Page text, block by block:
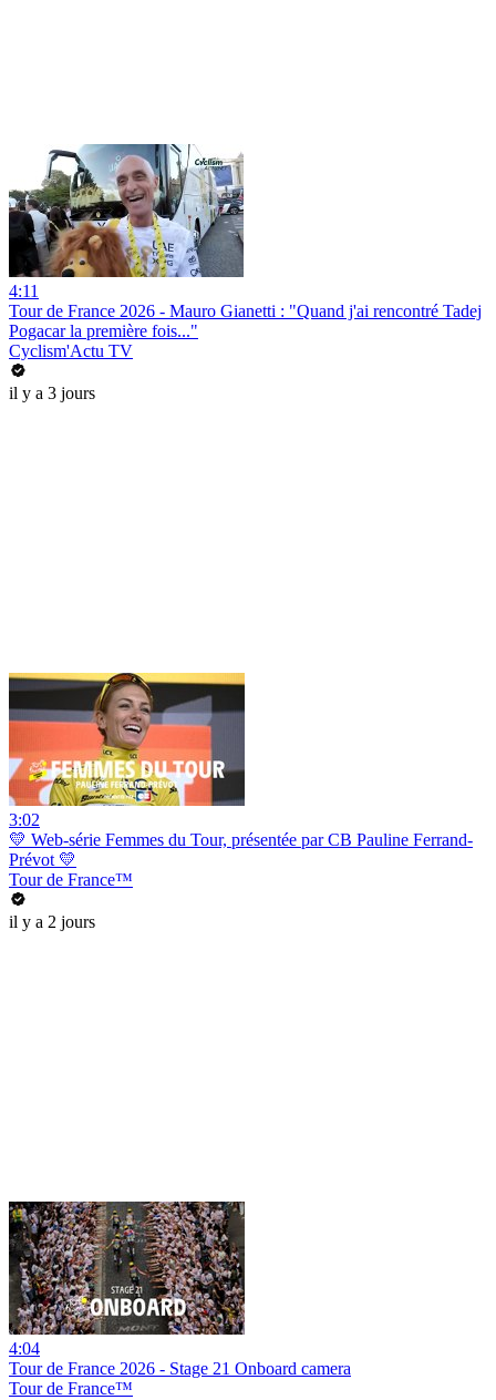
4:11
Tour de France 2026 - Mauro Gianetti : "Quand j'ai rencontré Tadej
Pogacar la première fois..."
Cyclism'Actu TV
il y a 3 jours
3:02
💛 Web-série Femmes du Tour, présentée par CB Pauline Ferrand-
Prévot 💛
Tour de France™
il y a 2 jours
4:04
Tour de France 2026 - Stage 21 Onboard camera
Tour de France™